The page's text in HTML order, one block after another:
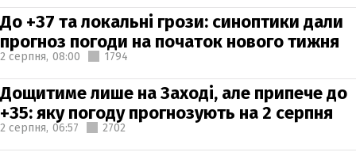
До +37 та локальні грози: синоптики дали
прогноз погоди на початок нового тижня
2 серпня, 08:00 1794
Дощитиме лише на Заході, але припече до
+35: яку погоду прогнозують на 2 серпня
2 серпня, 06:57 2702